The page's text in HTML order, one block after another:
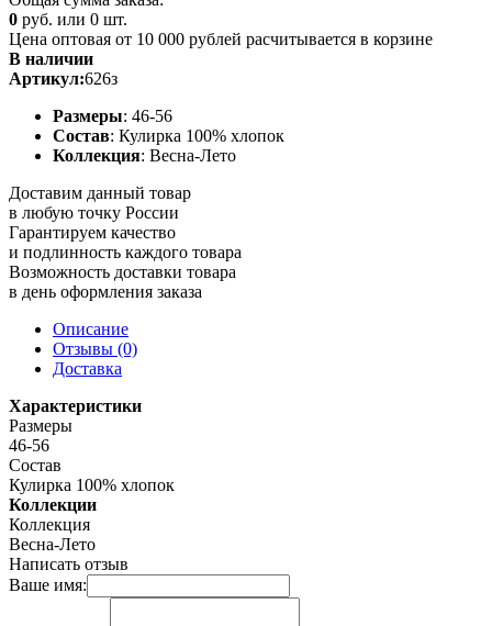
0 руб. или 0 шт.
Цена оптовая от 10 000 рублей расчитывается в корзине
В наличии
Артикул:626з
Размеры: 46-56
Состав: Кулирка 100% хлопок
Коллекция: Весна-Лето
Доставим данный товар
в любую точку России
Гарантируем качество
и подлинность каждого товара
Возможность доставки товара
в день оформления заказа
Описание
Отзывы (0)
Доставка
Характеристики
Размеры
46-56
Состав
Кулирка 100% хлопок
Коллекции
Коллекция
Весна-Лето
Написать отзыв
Ваше имя: